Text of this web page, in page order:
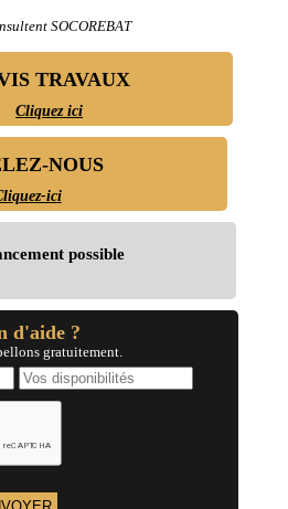
à Vergèze
à Uchaud
à Aramon
à Saint-Hippolyte-du-Fort
à Générac
à Caveirac
à Caissargues
à Clarensac
à Rousson
à Beauvoisin
à Redessan
à Saint-Ambroix
à Anduze
à Saint-Laurent-d'Aigouze
à Bessèges
à Gallargues-le-Montueux
à Bernis
à Salindres
à Jonquières-Saint-Vincent
à Montfrin
à Fourques
à Saint-Quentin-la-Poterie
à Aigues-Vives
SOCOREBAT
TRAVAUX
Cliquez ici
NOUS
ici
possible
d'aide ?
gratuitement.